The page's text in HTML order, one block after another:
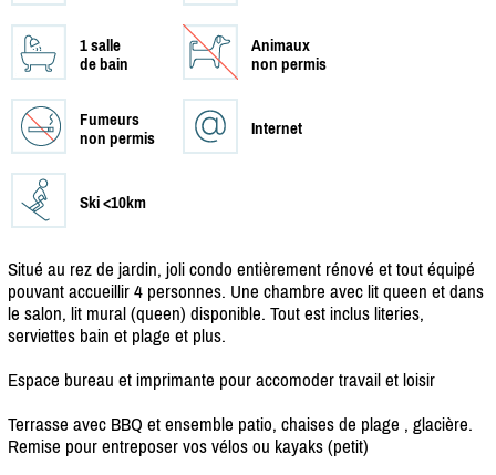
1 salle
de bain
Animaux
non permis
Fumeurs
non permis
Internet
Ski <10km
Situé au rez de jardin, joli condo entièrement rénové et tout équipé
pouvant accueillir 4 personnes. Une chambre avec lit queen et dans
le salon, lit mural (queen) disponible. Tout est inclus literies,
serviettes bain et plage et plus.
Espace bureau et imprimante pour accomoder travail et loisir
Terrasse avec BBQ et ensemble patio, chaises de plage , glacière.
Remise pour entreposer vos vélos ou kayaks (petit)